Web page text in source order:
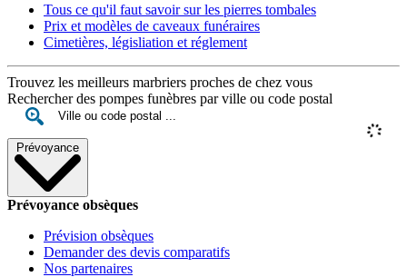
Tous ce qu'il faut savoir sur les pierres tombales
Prix et modèles de caveaux funéraires
Cimetières, législiation et réglement
Trouvez les meilleurs marbriers proches de chez vous
Rechercher des pompes funèbres par ville ou code postal
Prévoyance
Prévoyance obsèques
Prévision obsèques
Demander des devis comparatifs
Nos partenaires